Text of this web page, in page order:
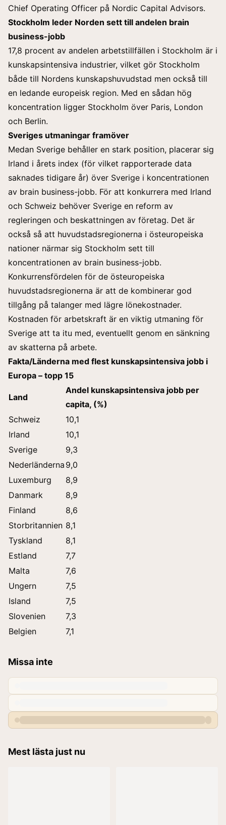
Chief Operating Officer på Nordic Capital Advisors.
Stockholm leder Norden sett till andelen brain
business-jobb
17,8 procent av andelen arbetstillfällen i Stockholm är i
kunskapsintensiva industrier, vilket gör Stockholm
både till Nordens kunskapshuvudstad men också till
en ledande europeisk region. Med en sådan hög
koncentration ligger Stockholm över Paris, London
och Berlin.
Sveriges utmaningar framöver
Medan Sverige behåller en stark position, placerar sig
Irland i årets index (för vilket rapporterade data
saknades tidigare år) över Sverige i koncentrationen
av brain business-jobb. För att konkurrera med Irland
och Schweiz behöver Sverige en reform av
regleringen och beskattningen av företag. Det är
också så att huvudstadsregionerna i östeuropeiska
nationer närmar sig Stockholm sett till
koncentrationen av brain business-jobb.
Konkurrensfördelen för de östeuropeiska
huvudstadsregionerna är att de kombinerar god
tillgång på talanger med lägre lönekostnader.
Kostnaden för arbetskraft är en viktig utmaning för
Sverige att ta itu med, eventuellt genom en sänkning
av skatterna på arbete.
Fakta/Länderna med flest kunskapsintensiva jobb i
Europa – topp 15
Land
Andel kunskapsintensiva jobb per
capita, (%)
Schweiz
10,1
Irland
10,1
Sverige
9,3
Nederländerna 9,0
Luxemburg
8,9
Danmark
8,9
Finland
8,6
Storbritannien 8,1
Tyskland
8,1
Estland
7,7
Malta
7,6
Ungern
7,5
Island
7,5
Slovenien
7,3
Belgien
7,1
Missa inte
Mest lästa just nu